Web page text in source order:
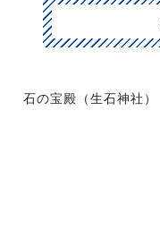
石の宝殿（生石神社）